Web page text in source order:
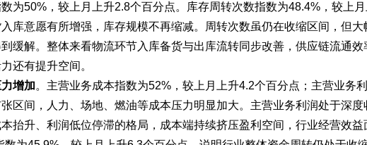
为50%，较上月 上升2.8个百分点。库存周转次数指数为48.4%，较上月
库意愿有所增强，库存规模不再缩减。周转次数虽仍在收缩区间，但大
缓解。整体来看物流环节入库备货与出库流转同步改善，供应链流通
还有提升空间。
增加。主营业务成本指数为52%，较上月 上升4.2个百分点 ；主营业务
区间，人力、场地、燃油等成本压力明显加大。主营业务利润处于深
抬升、利润低位停滞的格局，成本端持续挤压盈利空间，行业经营效益